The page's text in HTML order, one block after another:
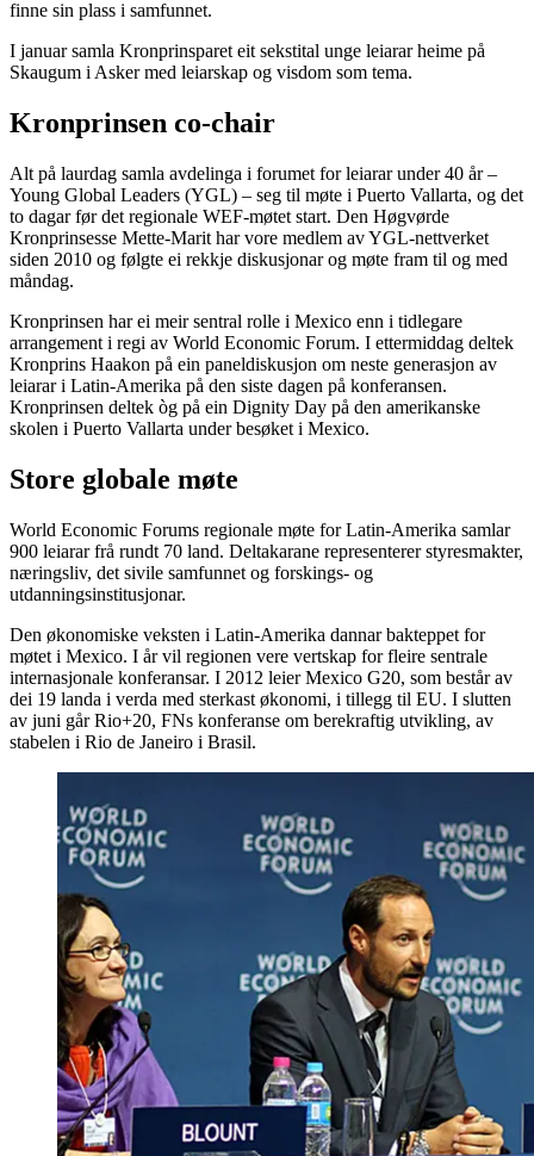
finne sin plass i samfunnet.
I januar samla Kronprinsparet eit sekstital unge leiarar heime på
Skaugum i Asker med leiarskap og visdom som tema.
Kronprinsen co-chair
Alt på laurdag samla avdelinga i forumet for leiarar under 40 år –
Young Global Leaders (YGL) – seg til møte i Puerto Vallarta, og det
to dagar før det regionale WEF-møtet start. Den Høgvørde
Kronprinsesse Mette-Marit har vore medlem av YGL-nettverket
siden 2010 og følgte ei rekkje diskusjonar og møte fram til og med
måndag.
Kronprinsen har ei meir sentral rolle i Mexico enn i tidlegare
arrangement i regi av World Economic Forum. I ettermiddag deltek
Kronprins Haakon på ein paneldiskusjon om neste generasjon av
leiarar i Latin-Amerika på den siste dagen på konferansen.
Kronprinsen deltek òg på ein Dignity Day på den amerikanske
skolen i Puerto Vallarta under besøket i Mexico.
Store globale møte
World Economic Forums regionale møte for Latin-Amerika samlar
900 leiarar frå rundt 70 land. Deltakarane representerer styresmakter,
næringsliv, det sivile samfunnet og forskings- og
utdanningsinstitusjonar.
Den økonomiske veksten i Latin-Amerika dannar bakteppet for
møtet i Mexico. I år vil regionen vere vertskap for fleire sentrale
internasjonale konferansar. I 2012 leier Mexico G20, som består av
dei 19 landa i verda med sterkast økonomi, i tillegg til EU. I slutten
av juni går Rio+20, FNs konferanse om berekraftig utvikling, av
stabelen i Rio de Janeiro i Brasil.